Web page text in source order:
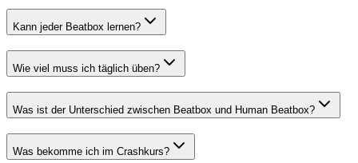
Kann jeder Beatbox lernen?
Wie viel muss ich täglich üben?
Was ist der Unterschied zwischen Beatbox und Human Beatbox?
Was bekomme ich im Crashkurs?